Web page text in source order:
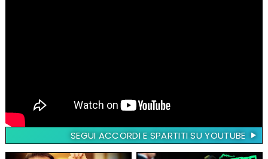
SEGUI ACCORDI E SPARTITI SU YOUTUBE